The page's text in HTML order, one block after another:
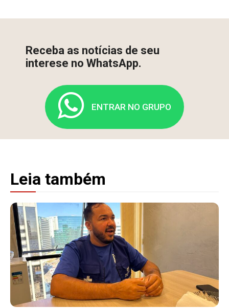
Receba as notícias de seu
interese no WhatsApp.
ENTRAR NO GRUPO
Leia também